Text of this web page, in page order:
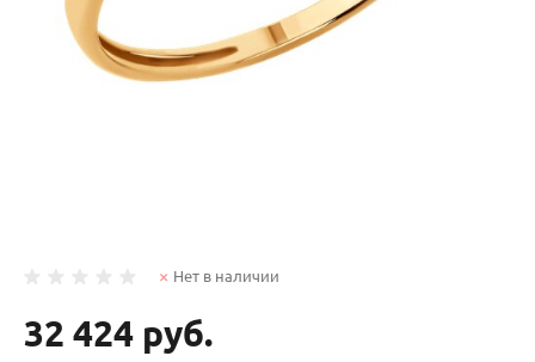
Нет в наличии
32 424 руб.